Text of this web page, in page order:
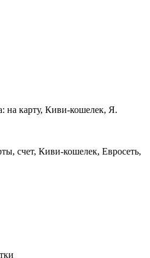
на карту, Киви-кошелек, Я.
счет, Киви-кошелек, Евросеть,